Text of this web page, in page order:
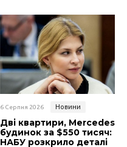
6 Серпня 2026 Новини
Дві квартири, Mercedes і
будинок за $550 тисяч:
НАБУ розкрило деталі